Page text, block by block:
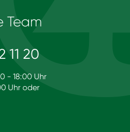
Team
11 20
- 18:00 Uhr
Uhr oder